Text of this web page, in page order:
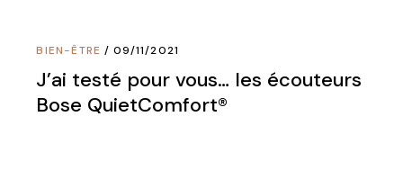
BIEN-ÊTRE 09/11/2021
J’ai testé pour vous… les écouteurs
Bose QuietComfort®